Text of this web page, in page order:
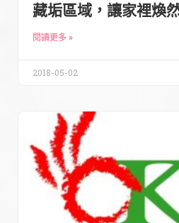
藏垢區域，讓家裡煥
閱讀更多 »
2018-05-02